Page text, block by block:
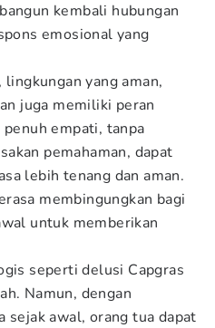
kembali hubungan
emosional yang
yang aman,
juga memiliki peran
empati, tanpa
pemahaman, dapat
lebih tenang dan aman.
membingungkan bagi
untuk memberikan
seperti delusi Capgras
Namun, dengan
sejak awal, orang tua dapat